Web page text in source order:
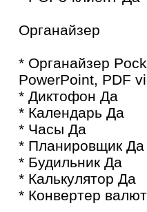
Органайзер
* Органайзер
PowerPoint, PDF
* Диктофон Да
* Календарь Да
* Часы Да
* Планировщик Да
* Будильник Да
* Калькулятор Да
* Конвертер